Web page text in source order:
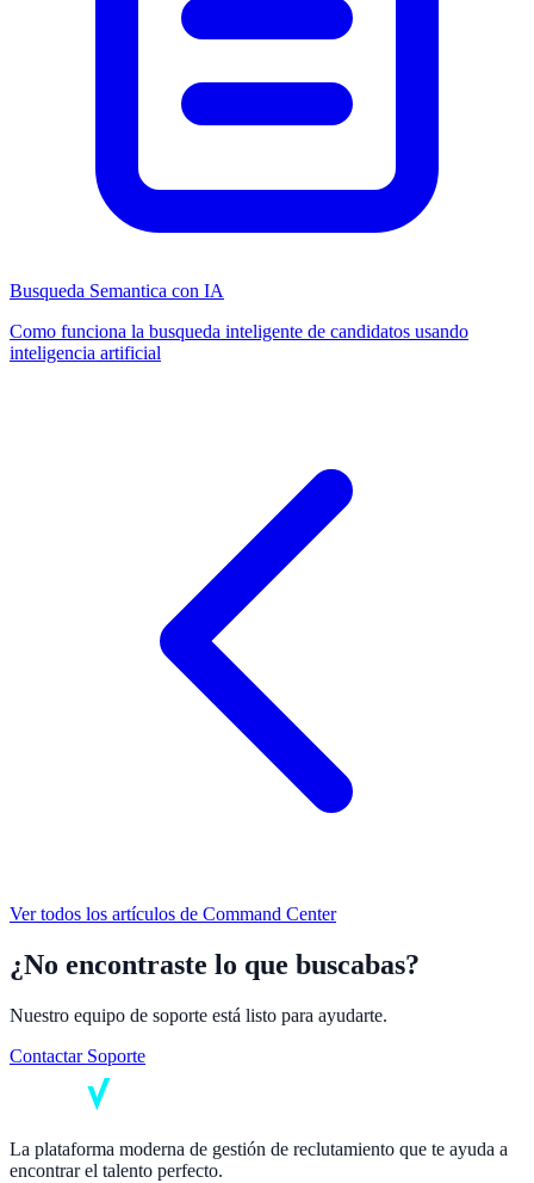
Busqueda Semantica con IA
Como funciona la busqueda inteligente de candidatos usando
inteligencia artificial
Ver todos los artículos de Command Center
¿No encontraste lo que buscabas?
Nuestro equipo de soporte está listo para ayudarte.
Contactar Soporte
La plataforma moderna de gestión de reclutamiento que te ayuda a
encontrar el talento perfecto.